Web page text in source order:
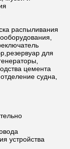
распыливания
для
цемента
судна,
устройства